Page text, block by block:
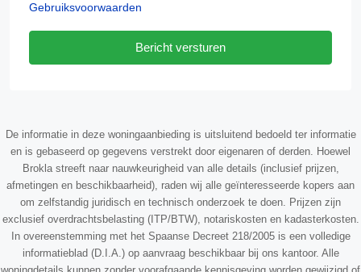
Gebruiksvoorwaarden
Bericht versturen
De informatie in deze woningaanbieding is uitsluitend bedoeld ter informatie
en is gebaseerd op gegevens verstrekt door eigenaren of derden. Hoewel
Brokla streeft naar nauwkeurigheid van alle details (inclusief prijzen,
afmetingen en beschikbaarheid), raden wij alle geïnteresseerde kopers aan
om zelfstandig juridisch en technisch onderzoek te doen. Prijzen zijn
exclusief overdrachtsbelasting (ITP/BTW), notariskosten en kadasterkosten.
In overeenstemming met het Spaanse Decreet 218/2005 is een volledige
informatieblad (D.I.A.) op aanvraag beschikbaar bij ons kantoor. Alle